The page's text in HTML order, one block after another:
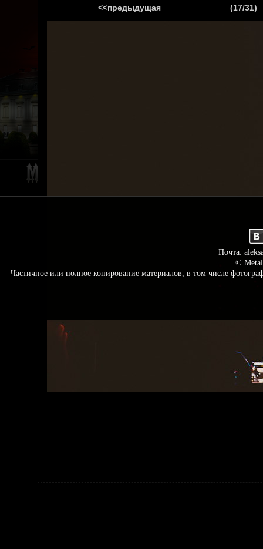
<<предыдущая (17/31)
Почта:
©
Частичное или полное копирование материалов, в том числе